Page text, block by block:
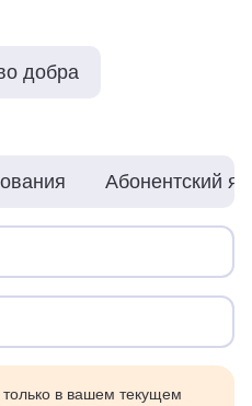
добра
Абонентский
в вашем текущем